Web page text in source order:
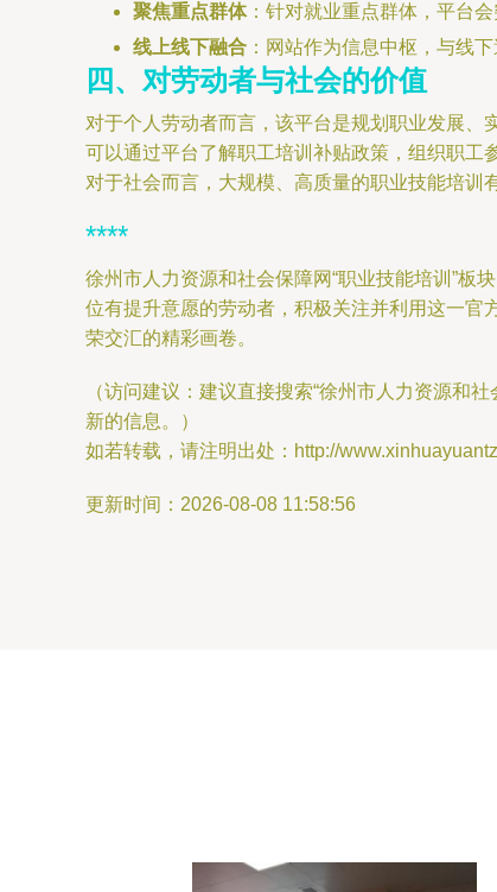
聚焦重点群体：针对就业重点群体，平台
线上线下融合 ：网站作为信息中枢，与线
四、对劳动者与社会的价值
对于个人劳动者而言，该平台是规划职业发展、
可以通过平台了解职工培训补贴政策，组织职工
对于社会而言，大规模、高质量的职业技能培训
****
徐州市人力资源和社会保障网“职业技能培训”板
位有提升意愿的劳动者，积极关注并利用这一官
荣交汇的精彩画卷。
（访问建议：建议直接搜索“徐州市人力资源和
新的信息。）
如若转载，请注明出处：http://
更新时间：2026-08-08 11:58:56